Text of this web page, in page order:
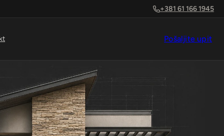
+381 61 166 1945
Pošaljite upit